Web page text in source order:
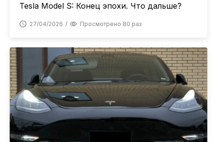
Tesla Model S: Конец эпохи. Что дальше?
27/04/2026 Просмотрено 80 раз